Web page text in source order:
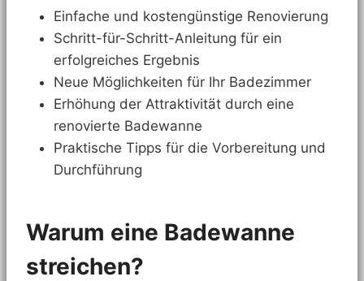
Einfache und kostengünstige Renovierung
Schritt-für-Schritt-Anleitung für ein
erfolgreiches Ergebnis
Neue Möglichkeiten für Ihr Badezimmer
Erhöhung der Attraktivität durch eine
renovierte Badewanne
Praktische Tipps für die Vorbereitung und
Durchführung
Warum eine Badewanne
streichen?